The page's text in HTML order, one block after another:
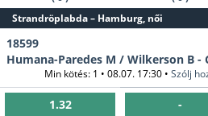
Strandröplabda – Hamburg, női
18599
Humana-Paredes M / Wilkerson B -
Min kötés: 1 • 08.07. 17:30 • Szólj
1.32 -